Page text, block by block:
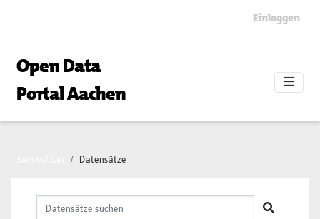
Einloggen
Open Data
Portal Aachen
Datensätze